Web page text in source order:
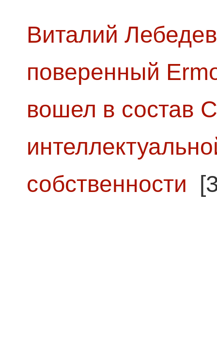
Виталий
поверенный
вошел в состав
собственности